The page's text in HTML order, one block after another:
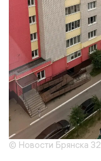
© Новости Брянска 32